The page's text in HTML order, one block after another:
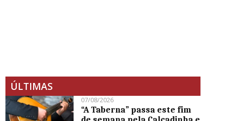
ÚLTIMAS
07/08/2026
“A Taberna” passa este fim